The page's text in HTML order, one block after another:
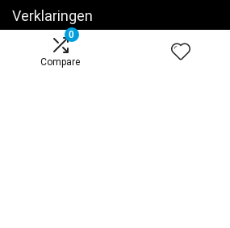
0
Compare
Verklaringen
Privacybeleid